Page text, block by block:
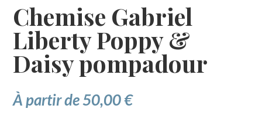
Chemise Gabriel
Liberty Poppy &
Daisy pompadour
À partir de50,00€